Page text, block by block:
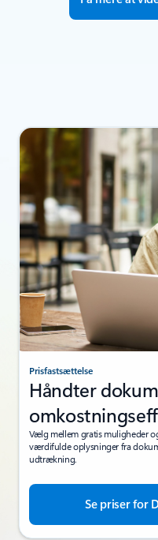
Prisfastsættelse
Håndter
Vælg mellem gratis muligheder
værdifulde oplysninger fra
udtrækning.
Se priser for